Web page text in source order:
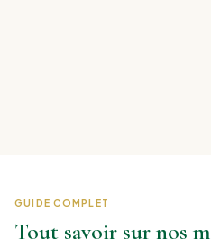
GUIDE COMPLET
Tout savoir sur nos